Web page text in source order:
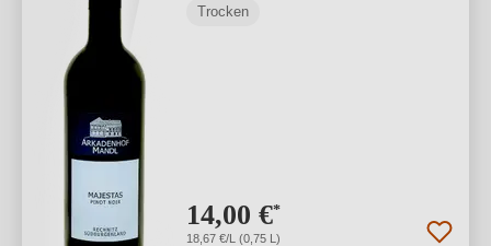
Trocken
14,00 €*
18,67 €/L (0,75 L)